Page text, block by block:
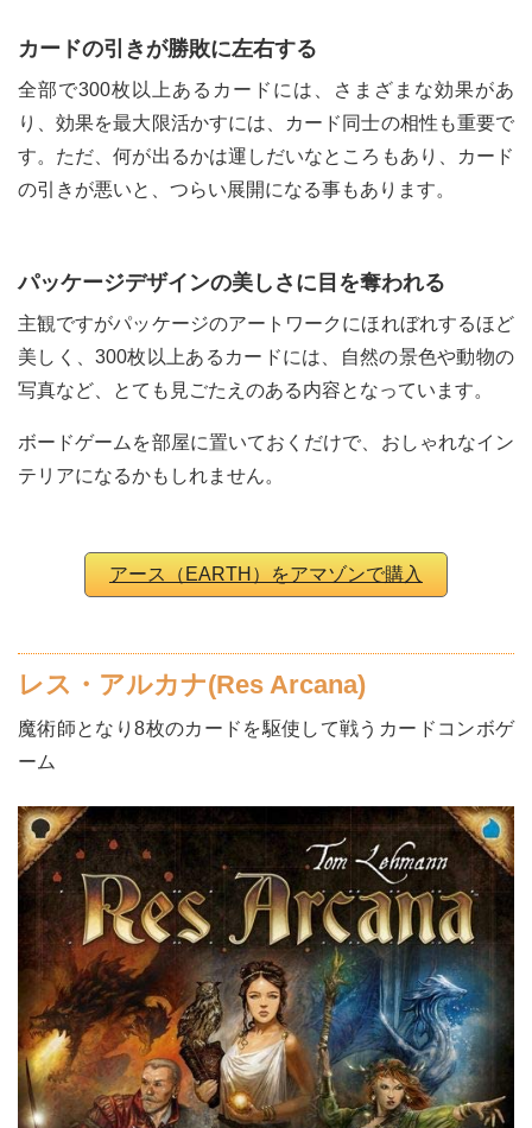
カードの引きが勝敗に左右する
全部で300枚以上あるカードには、さまざまな効果があ
り、効果を最大限活かすには、カード同士の相性も重要で
す。ただ、何が出るかは運しだいなところもあり、カード
の引きが悪いと、つらい展開になる事もあります。
パッケージデザインの美しさに目を奪われる
主観ですがパッケージのアートワークにほれぼれするほど
美しく、300枚以上あるカードには、自然の景色や動物の
写真など、とても見ごたえのある内容となっています。
ボードゲームを部屋に置いておくだけで、おしゃれなイン
テリアになるかもしれません。
アース（EARTH）をアマゾンで購入
レス・アルカナ(Res Arcana)
魔術師となり8枚のカードを駆使して戦うカードコンボゲ
ーム